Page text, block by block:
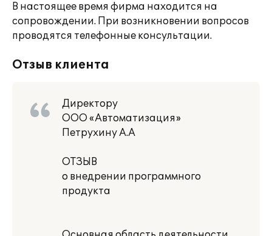
В настоящее время фирма находится на
сопровождении. При возникновении вопросов
проводятся телефонные консультации.
Отзыв клиента
Директору
ООО «Автоматизация»
Петрухину А.А
ОТЗЫВ
о внедрении программного
продукта